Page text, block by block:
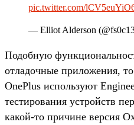
pic.twitter.com/
— Elliot Alderson
Подобную
отладочные приложения,
OnePlus используют
тестирования устройств
какой-то причине версия